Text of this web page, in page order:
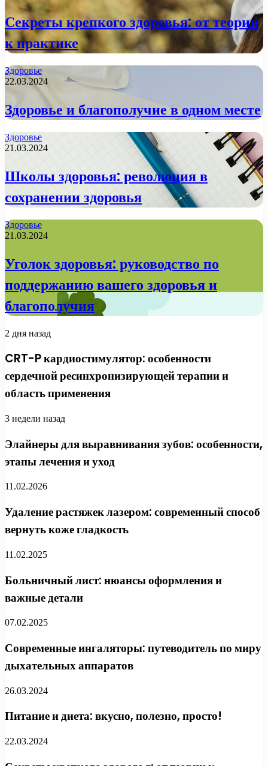
Секреты крепкого здоровья: от теории
к практике
Здоровье
22.03.2024
Здоровье и благополучие в одном месте
Здоровье
21.03.2024
Школы здоровья: революция в
сохранении здоровья
Здоровье
21.03.2024
Уголок здоровья: руководство по
поддержанию вашего здоровья и
благополучия
2 дня назад
CRT-P кардиостимулятор: особенности
сердечной ресинхронизирующей терапии и
область применения
3 недели назад
Элайнеры для выравнивания зубов: особенности,
этапы лечения и уход
11.02.2026
Удаление растяжек лазером: современный способ
вернуть коже гладкость
11.02.2025
Больничный лист: нюансы оформления и
важные детали
07.02.2025
Современные ингаляторы: путеводитель по миру
дыхательных аппаратов
26.03.2024
Питание и диета: вкусно, полезно, просто!
22.03.2024